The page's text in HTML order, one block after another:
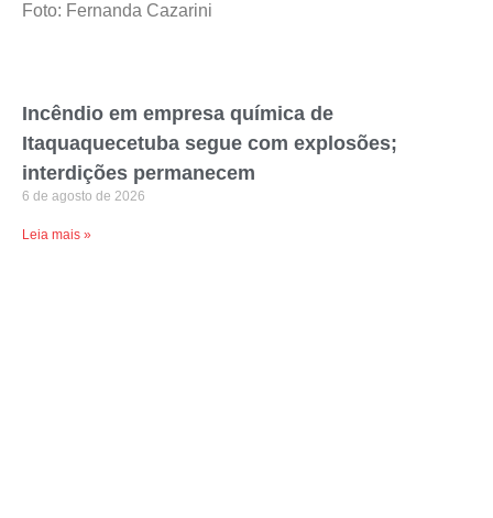
Foto: Fernanda Cazarini
Incêndio em empresa química de
Itaquaquecetuba segue com explosões;
interdições permanecem
6 de agosto de 2026
Leia mais »